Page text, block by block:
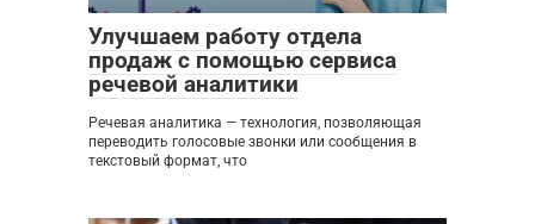
Улучшаем работу отдела
продаж с помощью сервиса
речевой аналитики
Речевая аналитика — технология, позволяющая
переводить голосовые звонки или сообщения в
текстовый формат, что